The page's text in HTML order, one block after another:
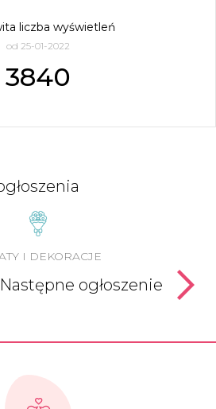
liczba wyświetleń
od 25-01-2022
3840
I DEKORACJE
Następne ogłoszenie